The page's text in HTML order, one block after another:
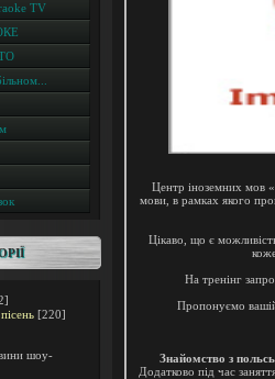
TV
[220]
шоу-
Центр іноземних мов
мови, в рамках якого
Цікаво, що є
На тренінг
Пропонуємо
Знайомство з
Додатково під час